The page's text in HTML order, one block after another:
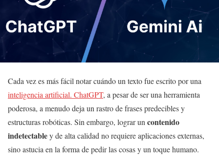
Cada vez es más fácil notar cuándo un texto fue escrito por una
inteligencia artificial. ChatGPT, a pesar de ser una herramienta
poderosa, a menudo deja un rastro de frases predecibles y
estructuras robóticas. Sin embargo, lograr un contenido
indetectabley de alta calidad no requiere aplicaciones externas,
sino astucia en la forma de pedir las cosas y un toque humano.